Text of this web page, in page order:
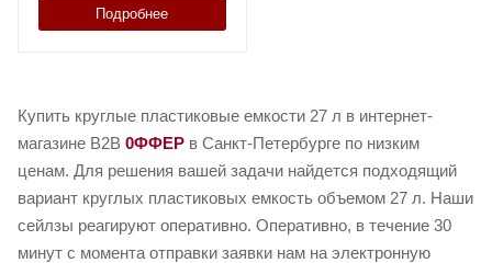
Подробнее
Купить круглые пластиковые емкости 27 л в интернет-
магазине B2B 0ФФЕР в Санкт-Петербурге по низким
ценам. Для решения вашей задачи найдется подходящий
вариант круглых пластиковых емкость объемом 27 л. Наши
сейлзы реагируют оперативно. Оперативно, в течение 30
минут с момента отправки заявки нам на электронную